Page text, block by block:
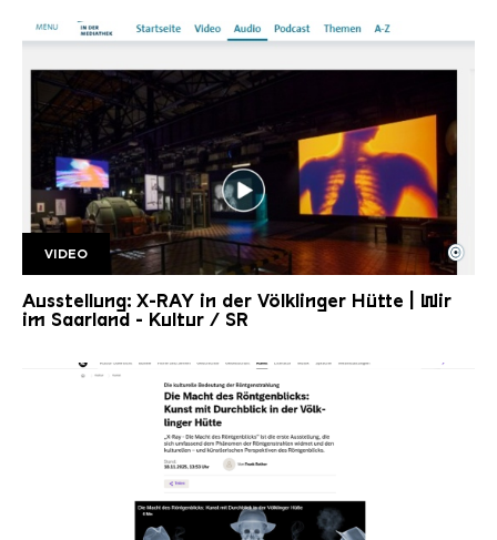
SR Kultur
Copyright: Saarländischer Rundfunk
©
VIDEO
Ausstellung: X-RAY in der Völklinger Hütte | Wir
im Saarland - Kultur / SR